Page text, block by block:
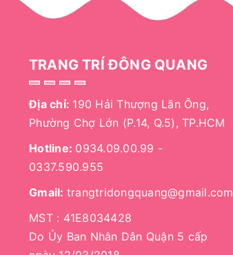
TRANG TRÍ ĐÔNG QUANG
Địa chỉ: 190 Hải Thượng Lãn Ông,
Phường Chợ Lớn (P.14, Q.5), TP.HCM
Hotline: 0934.09.00.99 -
0337.590.955
Gmail: trangtridongquang@gmail.com
MST : 41E8034428
Do Ủy Ban Nhân Dân Quận 5 cấp